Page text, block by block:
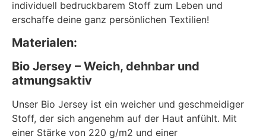
individuell bedruckbarem Stoff zum Leben und
erschaffe deine ganz persönlichen Textilien!
Materialen:
Bio Jersey – Weich, dehnbar und
atmungsaktiv
Unser Bio Jersey ist ein weicher und geschmeidiger
Stoff, der sich angenehm auf der Haut anfühlt. Mit
einer Stärke von 220 g/m2 und einer